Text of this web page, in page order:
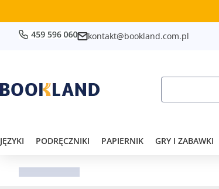
kontakt@bookland.com.pl
JĘZYKI PODRĘCZNIKI PAPIERNIK GRY I ZABAWKI